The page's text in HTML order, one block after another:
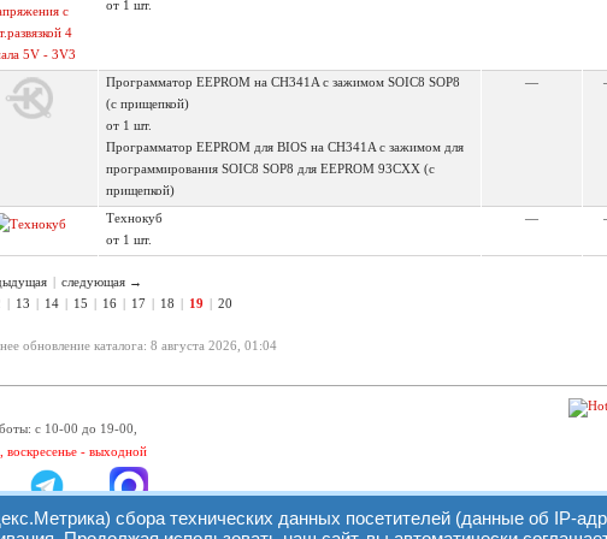
от 1 шт.
Программатор EEPROM на CH341A c зажимом SOIC8 SOP8
(с прищепкой)
от 1 шт.
Программатор EEPROM для BIOS на CH341A c зажимом для
программирования SOIC8 SOP8 для EEPROM 93CXX (с
прищепкой)
—
Технокуб
от 1 шт.
—
| следующая →
| 13 | 14 | 15 | 16 | 17 | 18 | 19 | 20
обновление каталога: 8 августа 2026, 01:04
с 10-00 до 19-00,
воскресенье - выходной
сбора технических данных посетителей (данные об IP-